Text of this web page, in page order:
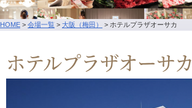
HOME > 会場一覧 > 大阪（梅田） > ホテルプラザオーサカ
ホテルプラザオーサカ